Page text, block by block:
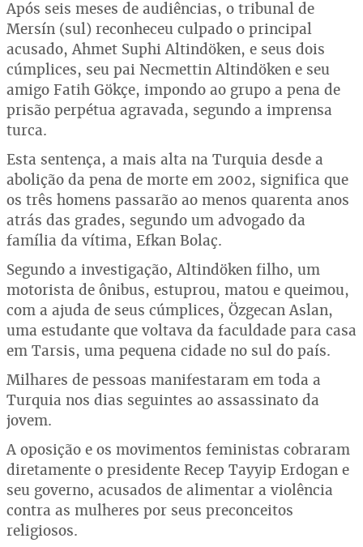
Após seis meses de audiências, o tribunal de
Mersín (sul) reconheceu culpado o principal
acusado, Ahmet Suphi Altindöken, e seus dois
cúmplices, seu pai Necmettin Altindöken e seu
amigo Fatih Gökçe, impondo ao grupo a pena de
prisão perpétua agravada, segundo a imprensa
turca.
Esta sentença, a mais alta na Turquia desde a
abolição da pena de morte em 2002, significa que
os três homens passarão ao menos quarenta anos
atrás das grades, segundo um advogado da
família da vítima, Efkan Bolaç.
Segundo a investigação, Altindöken filho, um
motorista de ônibus, estuprou, matou e queimou,
com a ajuda de seus cúmplices, Özgecan Aslan,
uma estudante que voltava da faculdade para casa
em Tarsis, uma pequena cidade no sul do país.
Milhares de pessoas manifestaram em toda a
Turquia nos dias seguintes ao assassinato da
jovem.
A oposição e os movimentos feministas cobraram
diretamente o presidente Recep Tayyip Erdogan e
seu governo, acusados de alimentar a violência
contra as mulheres por seus preconceitos
religiosos.